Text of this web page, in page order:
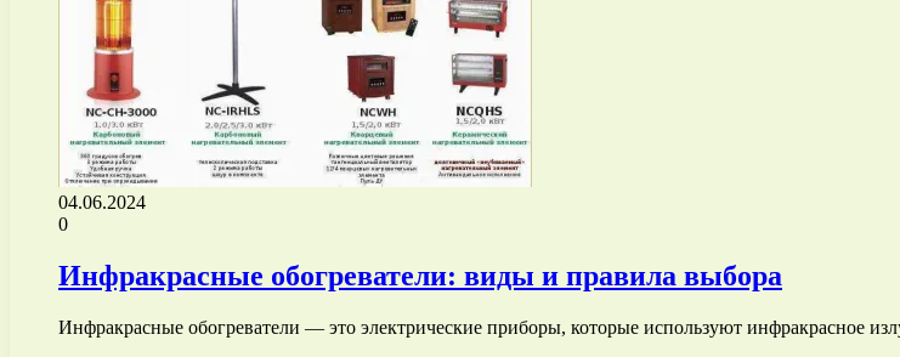
04.06.2024
0
Инфракрасные обогреватели: виды и правила выбора
Инфракрасные обогреватели — это электрические приборы, которые используют инфракрасное